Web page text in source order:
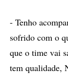
- Tenho
sofrido com o
que o time vai
tem qualidade,